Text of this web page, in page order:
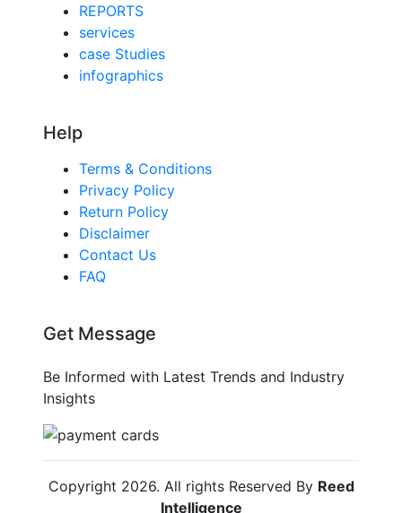
REPORTS
services
case Studies
infographics
Help
Terms & Conditions
Privacy Policy
Return Policy
Disclaimer
Contact Us
FAQ
Get Message
Be Informed with Latest Trends and Industry
Insights
Copyright 2026. All rights Reserved By Reed
Intelligence